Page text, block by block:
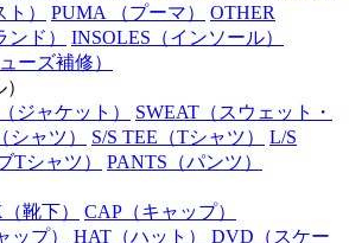
ト） PUMA （プーマ）
OTHER
ンド） INSOLES （インソール）
ューズ補修）
（ジャケット） SWEAT （スウェット・
（シャツ） S/S TEE （Tシャツ）
L/S
Tシャツ） PANTS （パンツ）
（靴下） CAP （キャップ）
ップ） HAT （ハット） DVD （スケー